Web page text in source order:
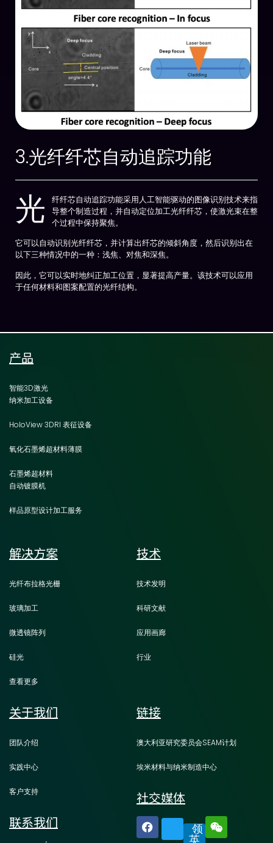
3.光纤纤芯自动追踪功能
光
纤纤芯自动追踪功能采用人工智能驱动的图像识别技术来指
导整个制造过程，并自动定位加工光纤纤芯，使激光束在整
个过程中保持聚焦。
它可以自动识别光纤纤芯，并计算出纤芯的倾斜角度，然后识别出在
以下三种情况中的一种：浅焦、对焦和深焦。
因此，它可以实时地纠正加工位置，显著提高产量。该技术可以应用
于任何材料和图案配置的光纤结构。
产品
智能3D激光
纳米加工设备
HoloView 3DRI 表征设备
氧化石墨烯超材料薄膜
石墨烯超材料
自动镀膜机
样品原型设计加工服务
解决方案
光纤布拉格光栅
玻璃加工
微透镜阵列
硅光
查看更多
技术
技术发明
科研文献
应用画廊
行业
关于我们
团队介绍
实践中心
客户支持
联系我们
链接
澳大利亚研究委员会SEAM计划
埃米材料与纳米制造中心
社交媒体
领
英